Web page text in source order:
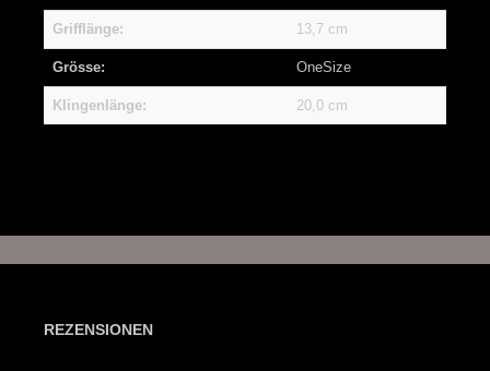
Grifflänge: 13,7 cm
Grösse: OneSize
Klingenlänge: 20,0 cm
REZENSIONEN